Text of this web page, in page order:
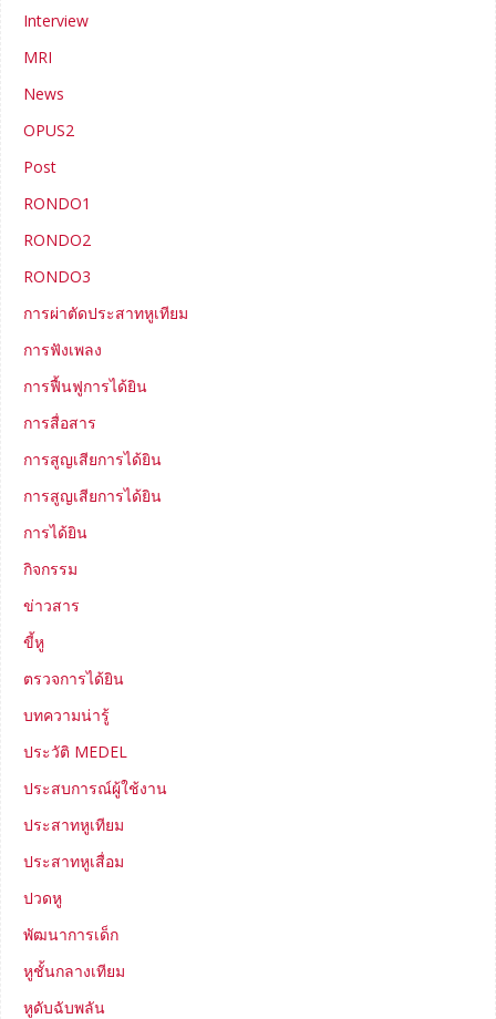
Interview
MRI
News
OPUS2
Post
RONDO1
RONDO2
RONDO3
การผ่าตัดประสาทหูเทียม
การฟังเพลง
การฟื้นฟูการได้ยิน
การสื่อสาร
การสูญเสียการได้ยิน
การสูญเสียการได้ยิน
การได้ยิน
กิจกรรม
ข่าวสาร
ขี้หู
ตรวจการได้ยิน
บทความน่ารู้
ประวัติ MEDEL
ประสบการณ์ผู้ใช้งาน
ประสาทหูเทียม
ประสาทหูเสื่อม
ปวดหู
พัฒนาการเด็ก
หูชั้นกลางเทียม
หูดับฉับพลัน